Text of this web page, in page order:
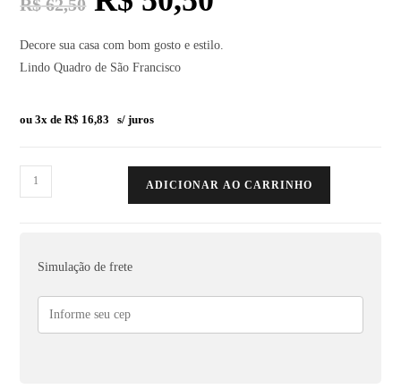
R$62,50
Decore sua casa com bom gosto e estilo.
Lindo Quadro de São Francisco
ou 3x deR$ 16,83 s/ juros
ADICIONAR AO CARRINHO
Simulação de frete